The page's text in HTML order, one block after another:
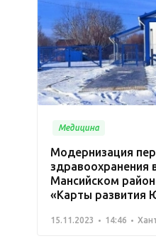
Медицина
Модернизация
здравоохранения
Мансийском
«Карты развития
15.11.2023 14:46